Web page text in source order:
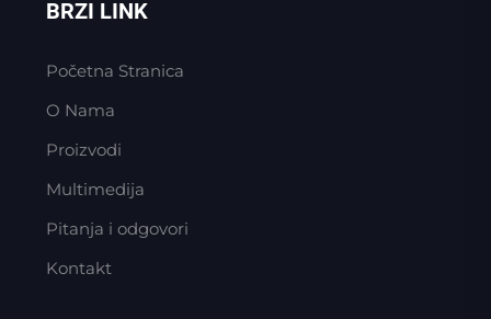
BRZI LINK
Početna Stranica
O Nama
Proizvodi
Multimedija
Pitanja i odgovori
Kontakt